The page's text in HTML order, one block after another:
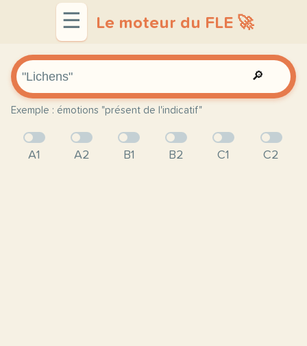
☰ Le moteur du FLE 🚀
🔎
Exemple : émotions "présent de l'indicatif"
A1 A2 B1 B2 C1 C2